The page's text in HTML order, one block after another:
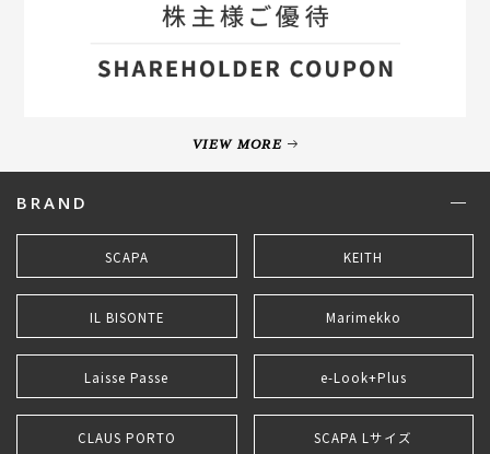
VIEW MORE
BRAND
SCAPA KEITH
IL BISONTE Marimekko
Laisse Passe e-Look+Plus
CLAUS PORTO SCAPA Lサイズ